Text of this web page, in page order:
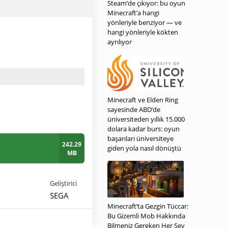
242.29
MB
Geliştirici
SEGA
Steam’de çıkıyor: bu oyun
Minecraft’a hangi
yönleriyle benziyor — ve
hangi yönleriyle kökten
ayrılıyor
Minecraft ve Elden Ring
sayesinde ABD’de
üniversiteden yıllık 15.000
dolara kadar burs: oyun
başarıları üniversiteye
giden yola nasıl dönüştü
Minecraft’ta Gezgin Tüccar:
Bu Gizemli Mob Hakkında
Bilmeniz Gereken Her Şey